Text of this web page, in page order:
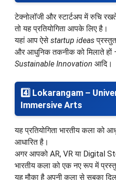
टेक्नोलॉजी और स्टार्टअप में रुचि
तो यह प्रतियोगिता आपके लिए है।
यहां आप ऐसे startup ideas
और आधुनिक तकनीक को मिलाते
Sustainable Innovation आदि।
4️⃣ Lokarangam –
Immersive Arts
यह प्रतियोगिता भारतीय कला
आधारित है।
अगर आपको AR, VR या Digital
भारतीय कला को एक नए रूप में
यह मौका है अपनी कला से सबका